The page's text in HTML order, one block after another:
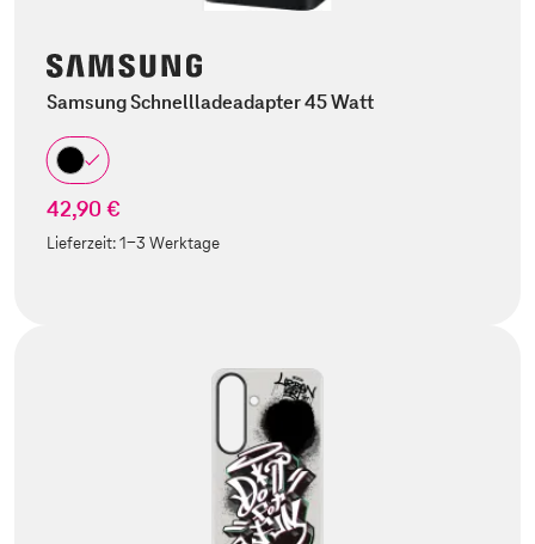
Samsung Schnellladeadapter 45 Watt
42,90 €
Lieferzeit:1-3 Werktage